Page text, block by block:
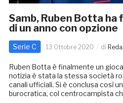
Samb, Ruben Botta
di un anno con opzione
Serie C 13 Ottobre 2020 di
Ruben Botta è finalmente un
notizia è stata la stessa società
canali ufficiali. Si è conclusa così
burocratica, col centrocampista